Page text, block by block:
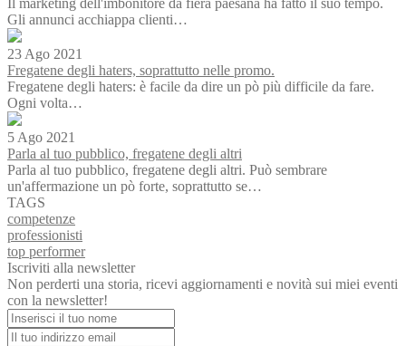
Il marketing dell'imbonitore da fiera paesana ha fatto il suo tempo.
Gli annunci acchiappa clienti…
23 Ago 2021
Fregatene degli haters, soprattutto nelle promo.
Fregatene degli haters: è facile da dire un pò più difficile da fare.
Ogni volta…
5 Ago 2021
Parla al tuo pubblico, fregatene degli altri
Parla al tuo pubblico, fregatene degli altri. Può sembrare
un'affermazione un pò forte, soprattutto se…
TAGS
competenze
professionisti
top performer
Iscriviti alla newsletter
Non perderti una storia, ricevi aggiornamenti e novità sui miei eventi
con la newsletter!